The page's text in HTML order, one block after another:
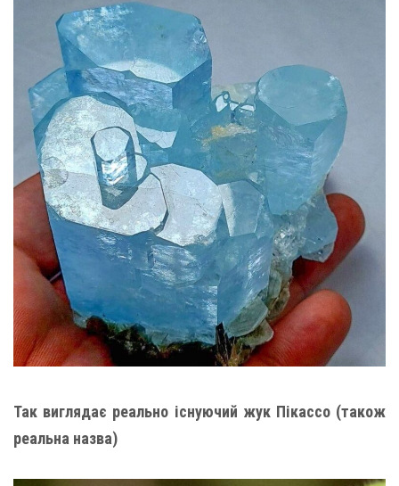
Так виглядає реально існуючий жук Пікассо (також
реальна назва)